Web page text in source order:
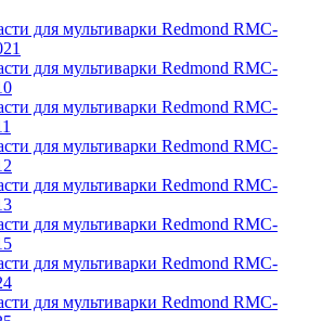
для мультиварки Redmond RMC-
для мультиварки Redmond RMC-
для мультиварки Redmond RMC-
для мультиварки Redmond RMC-
для мультиварки Redmond RMC-
для мультиварки Redmond RMC-
для мультиварки Redmond RMC-
для мультиварки Redmond RMC-